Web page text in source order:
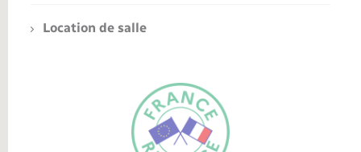
Location de salle